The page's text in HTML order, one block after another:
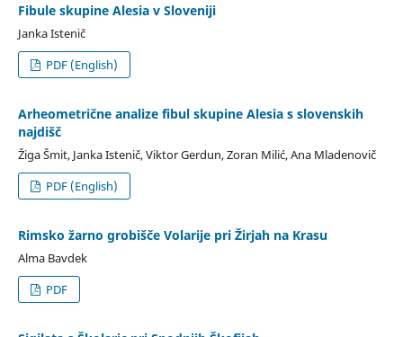
Fibule skupine Alesia v Sloveniji
Janka Istenič
PDF (English)
Arheometrične analize fibul skupine Alesia s slovenskih
najdišč
Žiga Šmit, Janka Istenič, Viktor Gerdun, Zoran Milić, Ana Mladenovič
PDF (English)
Rimsko žarno grobišče Volarije pri Žirjah na Krasu
Alma Bavdek
PDF